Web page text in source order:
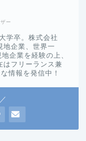
ー
学卒。株式会社
地企業、世界一
企業を経験の上、
はフリーランス兼
情報を発信中！